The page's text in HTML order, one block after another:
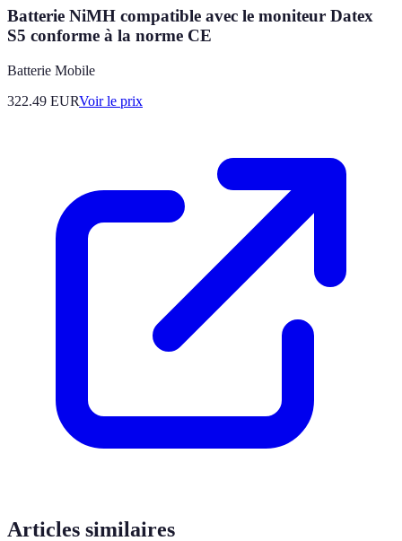
Batterie NiMH compatible avec le moniteur Datex
S5 conforme à la norme CE
Batterie Mobile
322.49 EURVoir le prix
Articles similaires